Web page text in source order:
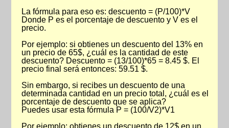
La fórmula para eso es: descuento = (P/100)*V
Donde P es el porcentaje de descuento y V es el
precio.
Por ejemplo: si obtienes un descuento del 13% en
un precio de 65$, ¿cuál es la cantidad de este
descuento? Descuento = (13/100)*65 = 8.45 $. El
precio final será entonces: 59.51 $.
Sin embargo, si recibes un descuento de una
determinada cantidad en un precio total, ¿cuál es el
porcentaje de descuento que se aplica?
Puedes usar esta fórmula P = (100/V2)*V1
Por ejemplo: obtienes un descuento de 12$ en un